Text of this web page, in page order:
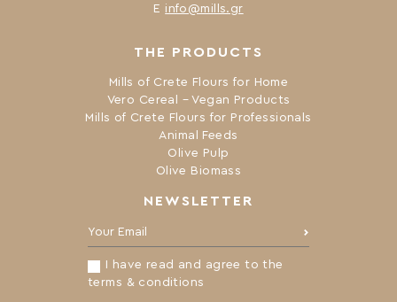
NEWSLETTER
Your Email:
I have read and agree to the
terms & conditions
THE PRODUCTS
Mills of Crete Flours for Home
Vero Cereal – Vegan Products
Mills of Crete Flours for Professionals
Animal Feeds
Olive Pulp
Olive Biomass
Ε info@mills.gr